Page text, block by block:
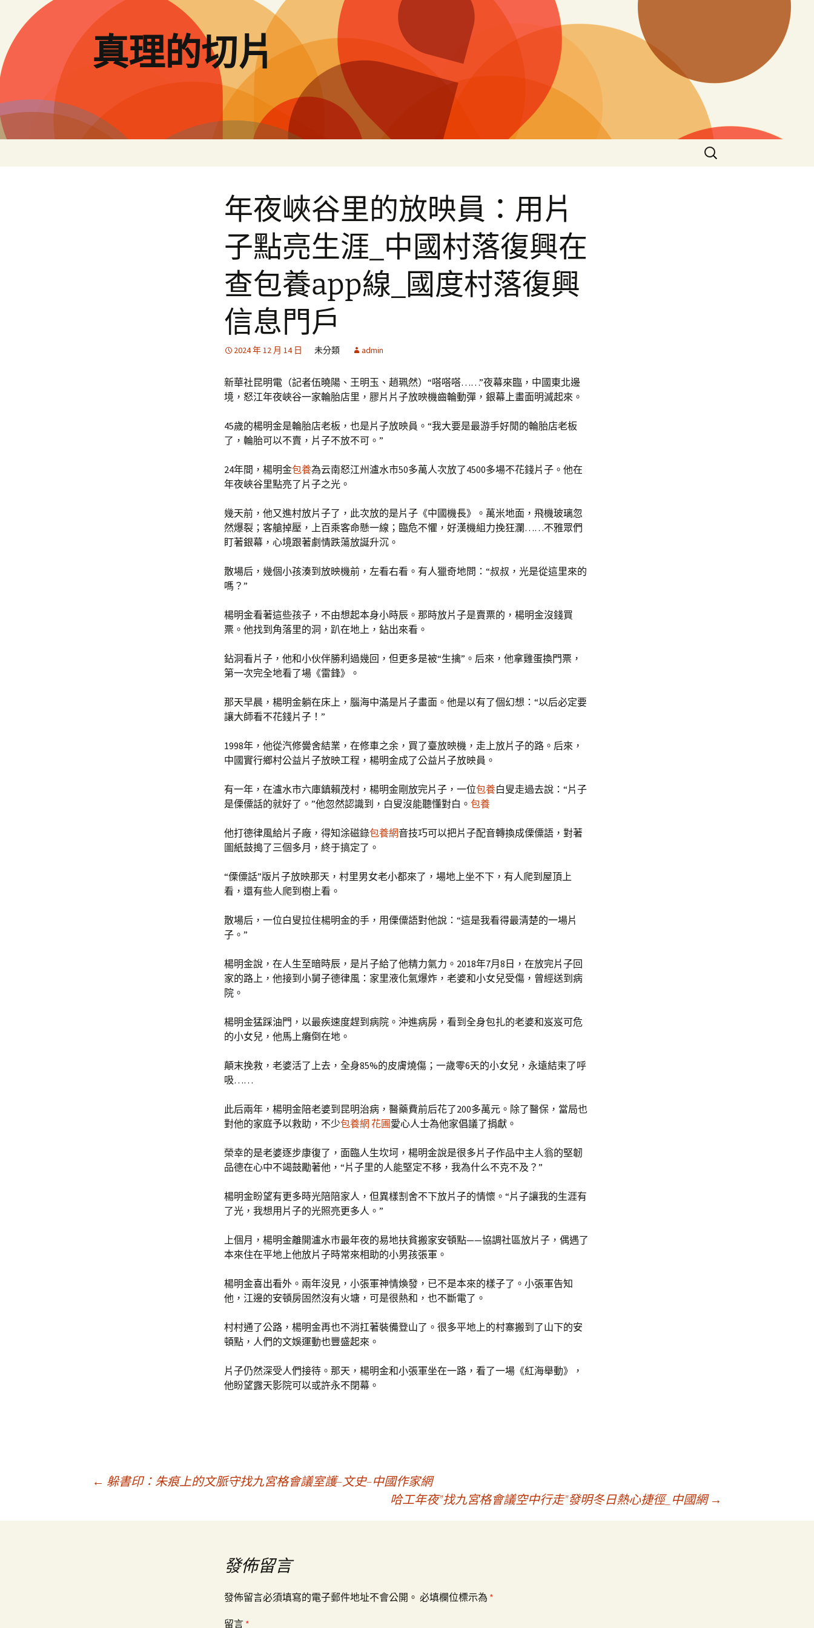
要
內
容
真理的切片
搜
尋
年夜峽谷里的放映員：用片
子點亮生涯_中國村落復興在
查包養app線_國度村落復興
信息門戶
2024 年 12 月 14 日 未分類 admin
新華社昆明電（記者伍曉陽、王明玉、趙珮然）“嗒嗒嗒……”夜幕來臨，中國東北邊
境，怒江年夜峽谷一家輪胎店里，膠片片子放映機齒輪動彈，銀幕上畫面明滅起來。
45歲的楊明金是輪胎店老板，也是片子放映員。“我大要是最游手好閒的輪胎店老板
了，輪胎可以不賣，片子不放不可。”
24年間，楊明金包養為云南怒江州瀘水市50多萬人次放了4500多場不花錢片子。他在
年夜峽谷里點亮了片子之光。
幾天前，他又進村放片子了，此次放的是片子《中國機長》。萬米地面，飛機玻璃忽
然爆裂；客艙掉壓，上百乘客命懸一線；臨危不懼，好漢機組力挽狂瀾……不雅眾們
盯著銀幕，心境跟著劇情跌蕩放誕升沉。
散場后，幾個小孩湊到放映機前，左看右看。有人獵奇地問：“叔叔，光是從這里來的
嗎？”
楊明金看著這些孩子，不由想起本身小時辰。那時放片子是賣票的，楊明金沒錢買
票。他找到角落里的洞，趴在地上，鉆出來看。
鉆洞看片子，他和小伙伴勝利過幾回，但更多是被“生擒”。后來，他拿雞蛋換門票，
第一次完全地看了場《雷鋒》。
那天早晨，楊明金躺在床上，腦海中滿是片子畫面。他是以有了個幻想：“以后必定要
讓大師看不花錢片子！”
1998年，他從汽修黌舍結業，在修車之余，買了臺放映機，走上放片子的路。后來，
中國實行鄉村公益片子放映工程，楊明金成了公益片子放映員。
有一年，在瀘水市六庫鎮賴茂村，楊明金剛放完片子，一位包養白叟走過去說：“片子
是傈僳話的就好了。”他忽然認識到，白叟沒能聽懂對白。 包養
他打德律風給片子廠，得知涂磁錄包養網音技巧可以把片子配音轉換成傈僳語，對著
圖紙鼓搗了三個多月，終于搞定了。
“傈僳話”版片子放映那天，村里男女老小都來了，場地上坐不下，有人爬到屋頂上
看，還有些人爬到樹上看。
散場后，一位白叟拉住楊明金的手，用傈僳語對他說：“這是我看得最清楚的一場片
子。”
楊明金說，在人生至暗時辰，是片子給了他精力氣力。2018年7月8日，在放完片子回
家的路上，他接到小舅子德律風：家里液化氣爆炸，老婆和小女兒受傷，曾經送到病
院。
楊明金猛踩油門，以最疾速度趕到病院。沖進病房，看到全身包扎的老婆和岌岌可危
的小女兒，他馬上癱倒在地。
顛末挽救，老婆活了上去，全身85%的皮膚燒傷；一歲零6天的小女兒，永遠結束了呼
吸……
此后兩年，楊明金陪老婆到昆明治病，醫藥費前后花了200多萬元。除了醫保，當局也
對他的家庭予以救助，不少包養網 花圃愛心人士為他家倡議了捐獻。
榮幸的是老婆逐步康復了，面臨人生坎坷，楊明金說是很多片子作品中主人翁的堅韌
品德在心中不竭鼓勵著他，“片子里的人能堅定不移，我為什么不克不及？”
楊明金盼望有更多時光陪陪家人，但異樣割舍不下放片子的情懷。“片子讓我的生涯有
了光，我想用片子的光照亮更多人。”
上個月，楊明金離開瀘水市最年夜的易地扶貧搬家安頓點——協調社區放片子，偶遇了
本來住在平地上他放片子時常來相助的小男孩張軍。
楊明金喜出看外。兩年沒見，小張軍神情煥發，已不是本來的樣子了。小張軍告知
他，江邊的安頓房固然沒有火塘，可是很熱和，也不斷電了。
村村通了公路，楊明金再也不消扛著裝備登山了。很多平地上的村寨搬到了山下的安
頓點，人們的文娛運動也豐盛起來。
片子仍然深受人們接待。那天，楊明金和小張軍坐在一路，看了一場《紅海舉動》，
他盼望露天影院可以或許永不閉幕。
章
← 躲書印：朱痕上的文脈守找九宮格會議室護–文史–中國作家網
哈工年夜”找九宮格會議空中行走”發明冬日熱心捷徑_中國網 →
發佈留言
發佈留言必須填寫的電子郵件地址不會公開。 必填欄位標示為 *
留言 *